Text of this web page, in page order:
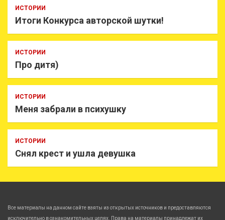
ИСТОРИИ
Итоги Конкурса авторской шутки!
ИСТОРИИ
Про дитя)
ИСТОРИИ
Меня забрали в психушку
ИСТОРИИ
Снял крест и ушла девушка
Все материалы на данном сайте взяты из открытых источников и предоставляются
исключительно в ознакомительных целях. Права на материалы принадлежат их